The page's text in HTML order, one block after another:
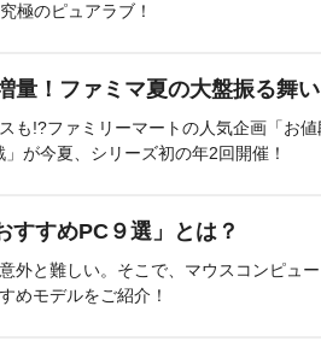
極のピュアラブ！
量！ファミマ夏の大盤振る舞い
も!?ファミリーマートの人気企画「お
が今夏、シリーズ初の年2回開催！
すすめPC９選」とは？
外と難しい。そこで、マウスコンピュ
めモデルをご紹介！